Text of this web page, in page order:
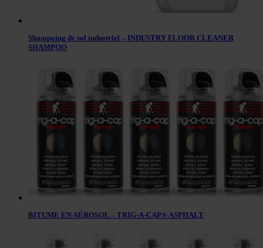
Shampoing de sol industriel – INDUSTRY FLOOR CLEANER
SHAMPOO
BITUME EN AÉROSOL – TRIG-A-CAP® ASPHALT